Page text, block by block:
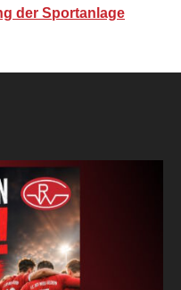
der Sportanlage